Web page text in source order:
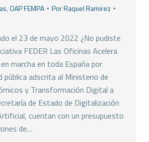
,OAP FEMPA PorRaquel Ramirez
el 23 de mayo 2022 ¿No pudiste
FEDER Las Oficinas Acelera
marcha en toda España por
pública adscrita al Ministerio de
y Transformación Digital a
de Estado de Digitalización
cuentan con un presupuesto
de…